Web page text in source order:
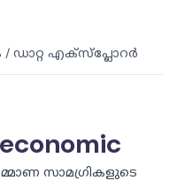
/ ഡാറ്റ എക്സ്പ്ലോറർ
സാമഗ്രികളുടെ